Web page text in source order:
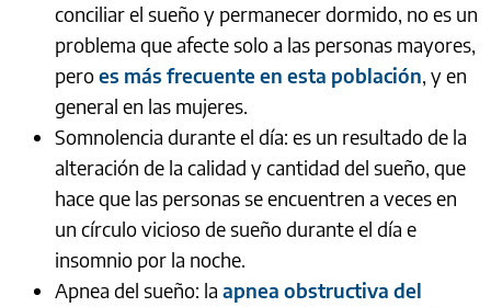
conciliar el sueño y permanecer dormido, no es un
problema que afecte solo a las personas mayores,
peroes más frecuente en esta población, y en
general en las mujeres.
Somnolencia durante el día: es un resultado de la
alteración de la calidad y cantidad del sueño, que
hace que las personas se encuentren a veces en
un círculo vicioso de sueño durante el día e
insomnio por la noche.
Apnea del sueño: la apnea obstructiva del